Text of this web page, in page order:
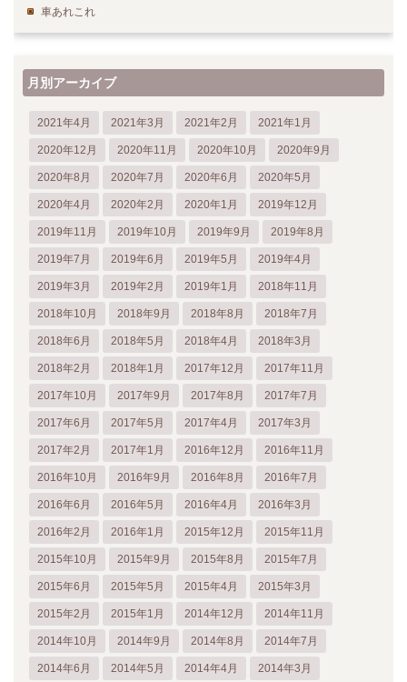
車あれこれ
月別アーカイブ
2021年4月 2021年3月 2021年2月 2021年1月
2020年12月 2020年11月 2020年10月 2020年9月
2020年8月 2020年7月 2020年6月 2020年5月
2020年4月 2020年2月 2020年1月 2019年12月
2019年11月 2019年10月 2019年9月 2019年8月
2019年7月 2019年6月 2019年5月 2019年4月
2019年3月 2019年2月 2019年1月 2018年11月
2018年10月 2018年9月 2018年8月 2018年7月
2018年6月 2018年5月 2018年4月 2018年3月
2018年2月 2018年1月 2017年12月 2017年11月
2017年10月 2017年9月 2017年8月 2017年7月
2017年6月 2017年5月 2017年4月 2017年3月
2017年2月 2017年1月 2016年12月 2016年11月
2016年10月 2016年9月 2016年8月 2016年7月
2016年6月 2016年5月 2016年4月 2016年3月
2016年2月 2016年1月 2015年12月 2015年11月
2015年10月 2015年9月 2015年8月 2015年7月
2015年6月 2015年5月 2015年4月 2015年3月
2015年2月 2015年1月 2014年12月 2014年11月
2014年10月 2014年9月 2014年8月 2014年7月
2014年6月 2014年5月 2014年4月 2014年3月